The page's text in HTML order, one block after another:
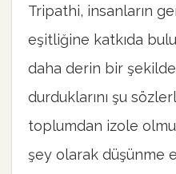
Tripathi, insanların
eşitliğine katkıda
daha derin bir
durduklarını şu
toplumdan izole
şey olarak düşünme